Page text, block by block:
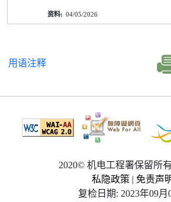
04/05/2026
用语注释
2020© 机电工程署保留所
私隐政策 | 免责声
复检日期: 2023年09月